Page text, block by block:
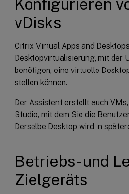
Konfigurieren
vDisks
Citrix Virtual Apps and
Desktopvirtualisierung, mit der
benötigen, eine virtuelle
stellen können.
Der Assistent erstellt auch
Studio, mit dem Sie die
Derselbe Desktop wird in
Betriebs- und
Zielgeräts